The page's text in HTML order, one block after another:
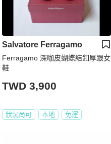
Salvatore Ferragamo
Ferragamo 深咖皮蝴蝶結釦厚跟女
鞋
TWD 3,900
狀況尚可 本地 免運